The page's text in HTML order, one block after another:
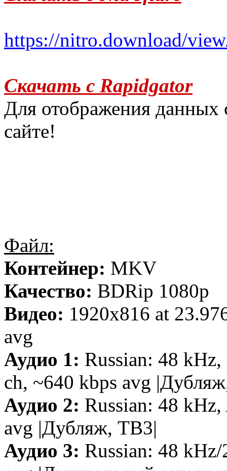
https://nitro.download/
Скачать с Rapidgator
Для отображения
сайте!
Файл:
Контейнер: MKV
Качество: BDRip 1080p
Видео: 1920x816 at
avg
Аудио 1: Russian: 48
ch, ~640 kbps avg
Аудио 2: Russian: 48
avg |Дубляж, ТВ3|
Аудио 3: Russian: 48